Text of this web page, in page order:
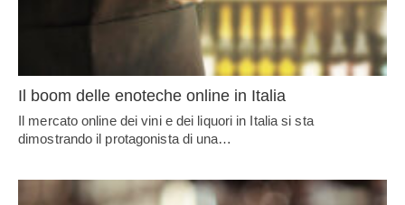
Il boom delle enoteche online in Italia
Il mercato online dei vini e dei liquori in Italia si sta
dimostrando il protagonista di una…